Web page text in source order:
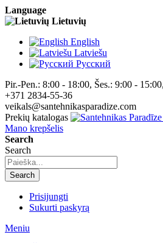
Language
Lietuvių
English
Latviešu
Pусский
Pir.-Pen.: 8:00 - 18:00, Šes.: 9:00 -
+371 2834-55-36
veikals@santehnikasparadize.com
Prekių katalogas
Mano krepšelis
Search
Search
Search
Prisijungti
Sukurti paskyrą
Meniu